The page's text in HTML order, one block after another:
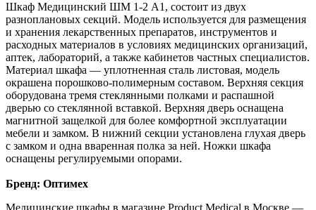
Шкаф Медицинский ШМ 1-2 А1, состоит из двух
разноплановых секций. Модель используется для размещения
и хранения лекарственных препаратов, инструментов и
расходных материалов в условиях медицинских организаций,
аптек, лабораторий, а также кабинетов частных специалистов.
Материал шкафа — уплотненная сталь листовая, модель
окрашена порошково-полимерным составом. Верхняя секция
оборудована тремя стеклянными полками и распашной
дверью со стеклянной вставкой. Верхняя дверь оснащена
магнитной защелкой для более комфортной эксплуатации
мебели и замком. В нижний секции установлена глухая дверь
с замком и одна вваренная полка за ней. Ножки шкафа
оснащены регулируемыми опорами.
Бренд: Оптимех